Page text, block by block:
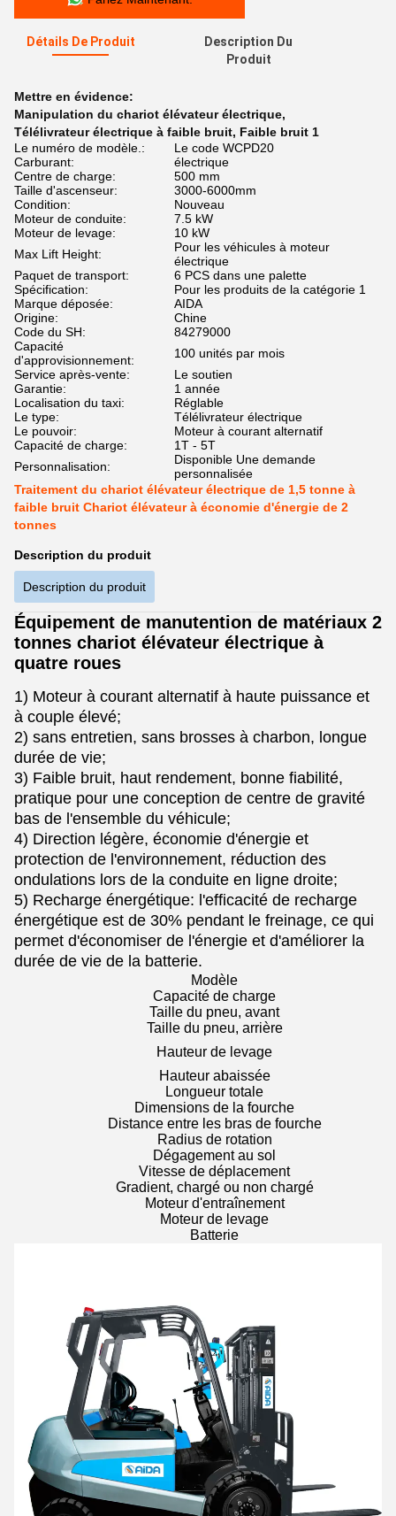
Détails De Produit
Description Du
Produit
Mettre en évidence:
Manipulation du chariot élévateur électrique,
Télélivrateur électrique à faible bruit, Faible bruit 1
Le numéro de modèle.:
Le code WCPD20
Carburant:
électrique
Centre de charge:
500 mm
Taille d'ascenseur:
3000-6000mm
Condition:
Nouveau
Moteur de conduite:
7.5 kW
Moteur de levage:
10 kW
Max Lift Height:
Pour les véhicules à moteur
électrique
Paquet de transport:
6 PCS dans une palette
Spécification:
Pour les produits de la catégorie 1
Marque déposée:
AIDA
Origine:
Chine
Code du SH:
84279000
Capacité
d'approvisionnement:
100 unités par mois
Service après-vente:
Le soutien
Garantie:
1 année
Localisation du taxi:
Réglable
Le type:
Télélivrateur électrique
Le pouvoir:
Moteur à courant alternatif
Capacité de charge:
1T - 5T
Personnalisation:
Disponible Une demande
personnalisée
Traitement du chariot élévateur électrique de 1,5 tonne à
faible bruit Chariot élévateur à économie d'énergie de 2
tonnes
Description du produit
Description du produit
Équipement de manutention de matériaux 2
tonnes chariot élévateur électrique à
quatre roues
1) Moteur à courant alternatif à haute puissance et
à couple élevé;
2) sans entretien, sans brosses à charbon, longue
durée de vie;
3) Faible bruit, haut rendement, bonne fiabilité,
pratique pour une conception de centre de gravité
bas de l'ensemble du véhicule;
4) Direction légère, économie d'énergie et
protection de l'environnement, réduction des
ondulations lors de la conduite en ligne droite;
5) Recharge énergétique: l'efficacité de recharge
énergétique est de 30% pendant le freinage, ce qui
permet d'économiser de l'énergie et d'améliorer la
durée de vie de la batterie.
Modèle
Capacité de charge
Taille du pneu, avant
Taille du pneu, arrière
Hauteur de levage
Hauteur abaissée
Longueur totale
Dimensions de la fourche
Distance entre les bras de fourche
Radius de rotation
Dégagement au sol
Vitesse de déplacement
Gradient, chargé ou non chargé
Moteur d'entraînement
Moteur de levage
Batterie